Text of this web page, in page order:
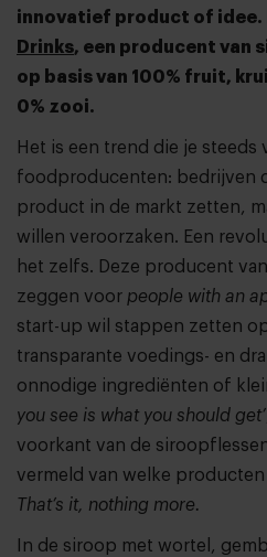
innovatief product of idee.
Drinks, een producent van
op basis van 100% fruit,
0% zooi.
Het is een trend die je steeds
foodproducenten: bedrijven
product in de markt zetten,
willen veroorzaken. Een
het zelfs. Deze producent
zeggen voor people with an
start-up wil stappen zetten
transparante voedings- en
onnodige ingrediënten of
you see is what you should get’
voorkant van de
vermeld van welke
That’s it, nothing more.
In de siroop met wortel,